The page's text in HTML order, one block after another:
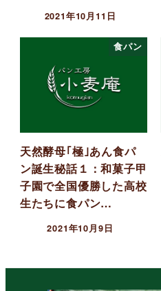
2021年10月11日
食パン
天然酵母｢極｣あん食パ
ン誕生秘話１：和菓子甲
子園で全国優勝した高校
生たちに食パン…
2021年10月9日